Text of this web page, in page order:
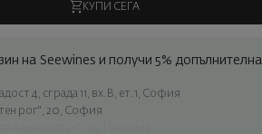
КУПИ СЕГА
на Seewines и получи 5% допълнителна
4, сграда 11, вх.В, ет.1, София
рог", 20, София